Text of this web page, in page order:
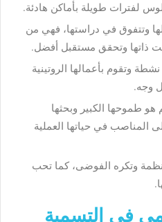
لفترات طويلة بأماكن هادئة.
وتتفوق في دراستها، فهي من
ذاتها وتحقق مستقبل أفضل.
وتقوم بأعمالها الروتينية
وجه.
طموحها الكبير وبحثها
المناصب في حياتها العملية
وتكره الفوضى، كما تحب
في التسمية